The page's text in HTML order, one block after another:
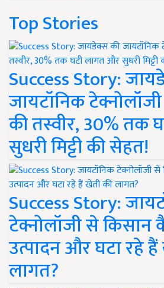
Top Stories
Success Story:
जायटॉनिक
की तस्वीर, 30% तक
सुधरी मिट्टी की सेहत!
Success Story:
टेक्नोलॉजी से किसान
उत्पादन और घटा रहे
लागत?